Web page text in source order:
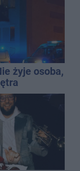
żyje osoba,